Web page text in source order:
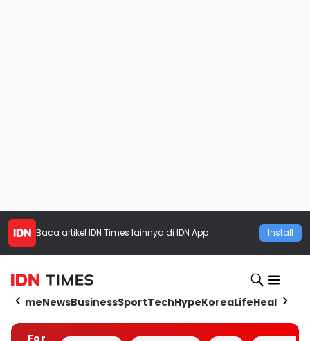
Baca artikel IDN Times lainnya di IDN App Install
HomeNewsBusinessSportTechHypeKoreaLifeHealth
For